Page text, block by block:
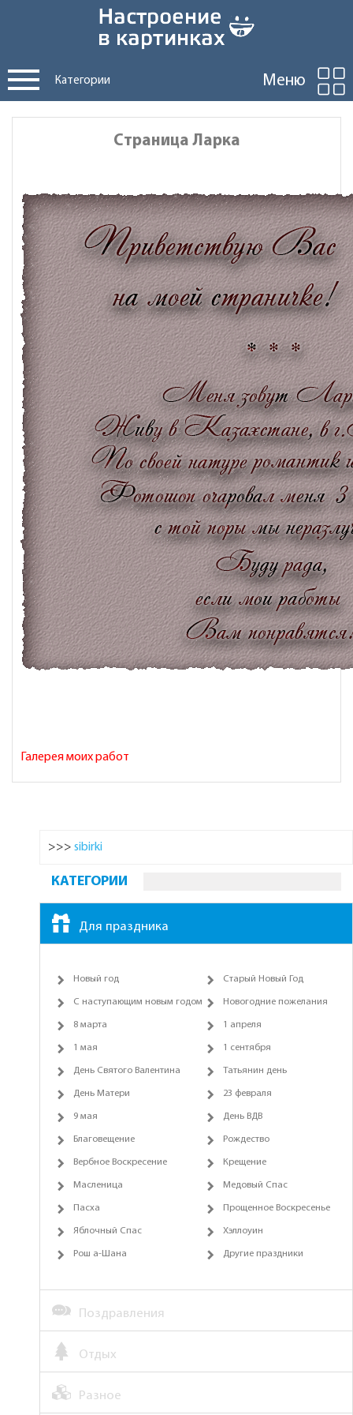
Категории Меню
Страница Ларка
Галерея моих работ
>>> sibirki
КАТЕГОРИИ
Для праздника
Новый год Старый Новый Год
С наступающим новым годом Новогодние пожелания
8 марта 1 апреля
1 мая 1 сентября
День Святого Валентина Татьянин день
День Матери 23 февраля
9 мая День ВДВ
Благовещение Рождество
Вербное Воскресение Крещение
Масленица Медовый Спас
Пасха Прощенное Воскресенье
Яблочный Спас Хэллоуин
Рош а-Шана Другие праздники
Поздравления
Отдых
Разное